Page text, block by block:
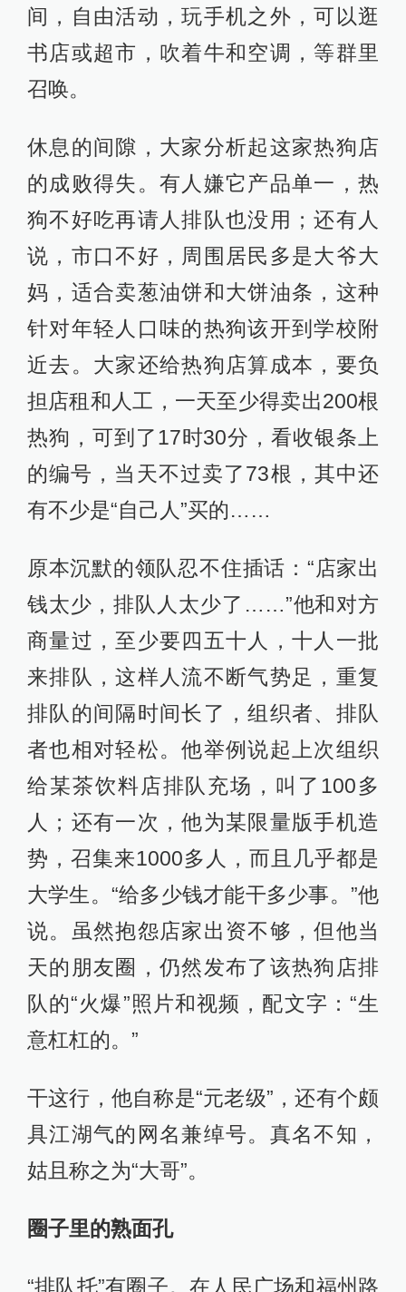
间，自由活动，玩手机之外，可以逛
书店或超市，吹着牛和空调，等群里
召唤。
休息的间隙，大家分析起这家热狗店
的成败得失。有人嫌它产品单一，热
狗不好吃再请人排队也没用；还有人
说，市口不好，周围居民多是大爷大
妈，适合卖葱油饼和大饼油条，这种
针对年轻人口味的热狗该开到学校附
近去。大家还给热狗店算成本，要负
担店租和人工，一天至少得卖出200根
热狗，可到了17时30分，看收银条上
的编号，当天不过卖了73根，其中还
有不少是“自己人”买的……
原本沉默的领队忍不住插话：“店家出
钱太少，排队人太少了……”他和对方
商量过，至少要四五十人，十人一批
来排队，这样人流不断气势足，重复
排队的间隔时间长了，组织者、排队
者也相对轻松。他举例说起上次组织
给某茶饮料店排队充场，叫了100多
人；还有一次，他为某限量版手机造
势，召集来1000多人，而且几乎都是
大学生。“给多少钱才能干多少事。”他
说。虽然抱怨店家出资不够，但他当
天的朋友圈，仍然发布了该热狗店排
队的“火爆”照片和视频，配文字：“生
意杠杠的。”
干这行，他自称是“元老级”，还有个颇
具江湖气的网名兼绰号。真名不知，
姑且称之为“大哥”。
圈子里的熟面孔
“排队托”有圈子。在人民广场和福州路